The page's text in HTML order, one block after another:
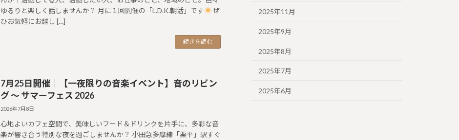
ゆるりと楽しく話しませんか？ 月に１回開催の「L.D.K.朝活」です
ぜ
ひお気軽にお越し […]
続きを読む
7月25日開催｜【一夜限りの音楽イベント】音のリビン
グ 〜 サマーフェス 2026
2026年7月8日
心地よいカフェ空間で、美味しいフード＆ドリンクを片手に、多彩な音
楽が響き合う特別な夜を過ごしませんか？ 小田急多摩線「栗平」駅すぐ
2025年11月
2025年9月
2025年8月
2025年7月
2025年6月